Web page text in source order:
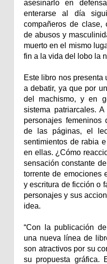
asesinarlo en
enterarse al día
compañeros de clase,
de abusos y
muerto en el mismo
fin a la vida del lobo la
Este libro nos presenta
a debatir, ya que por
del machismo, y en
sistema patriarcales.
personajes
de las páginas, el
sentimientos de rabia
en ellas. ¿Cómo
sensación constante
torrente de emociones
y escritura de ficción o
personajes y sus
idea.
“Con la publicación
una nueva línea de
son atractivos por su
su propuesta gráfica.